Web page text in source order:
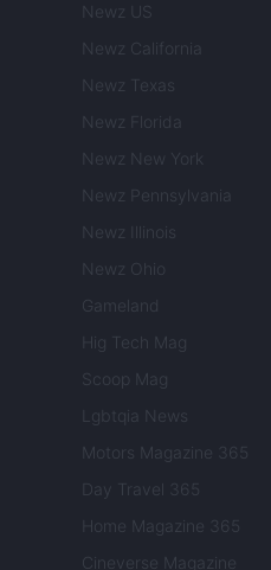
Newz US
Newz California
Newz Texas
Newz Florida
Newz New York
Newz Pennsylvania
Newz Illinois
Newz Ohio
Gameland
Hig Tech Mag
Scoop Mag
Lgbtqia News
Motors Magazine 365
Day Travel 365
Home Magazine 365
Cineverse Magazine